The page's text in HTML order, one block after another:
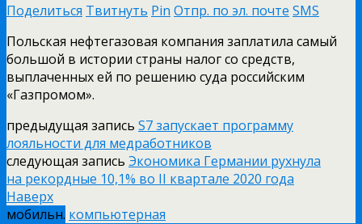
Поделиться Твитнуть Pin Отпр. по эл. почте SMS
Польская нефтегазовая компания заплатила самый
большой в истории страны налог со средств,
выплаченных ей по решению суда российским
«Газпромом».
предыдущая запись S7 запускает программу
лояльности для медработников
следующая запись Экономика Германии рухнула
на рекордные 10,1% во II квартале 2020 года
Наверх
мобильн. компьютерная